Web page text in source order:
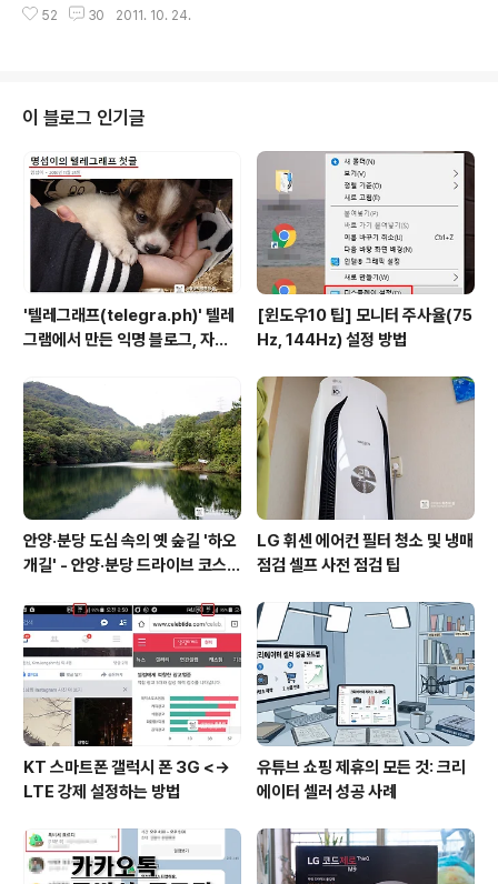
타 바로가기 앱비스타에서 원하는 어플을 검색하고 해당
급하거나 꼭 눈으로 확인해야 하는 물건이 아닌 이상 오프
상품 구매 후 감사 쿠폰 지급? 오늘도 집에 프린터 잉크가
떨어져서 찾다가 가장 저렴하게 판매하고 있는 옥션에서
해당 상품을 구매하게 되었다. 주문을 하는 중에 혹시나 사
용할 수 있는 쿠폰이 있나 확인해보니 간만에 들어와서 그
런지 사용할 수 있는 것은 없었다. 자주 이메일로 무슨 무슨
이유로 쿠폰을 보내주고는 하지만..
52 30 2011. 10. 24.
이 블로그 인기글
'텔레그래프(telegra.ph)' 텔레
그램에서 만든 익명 블로그, 자유
[윈도우10 팁] 모니터 주사율(75
Hz, 144Hz) 설정 방법
안양·분당 도심 속의 옛 숲길 '하오
개길' - 안양·분당 드라이브 코스
LG 휘센 에어컨 필터 청소 및 냉매
점검 셀프 사전 점검 팁
KT 스마트폰 갤럭시 폰 3G <->
LTE 강제 설정하는 방법
유튜브 쇼핑 제휴의 모든 것: 크리
에이터 셀러 성공 사례